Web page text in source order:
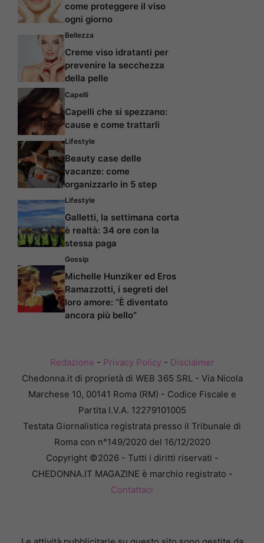
come proteggere il viso
ogni giorno
Bellezza
Creme viso idratanti per
prevenire la secchezza
della pelle
Capelli
Capelli che si spezzano:
cause e come trattarli
Lifestyle
Beauty case delle
vacanze: come
organizzarlo in 5 step
Lifestyle
Galletti, la settimana corta
è realtà: 34 ore con la
stessa paga
Gossip
Michelle Hunziker ed Eros
Ramazzotti, i segreti del
loro amore: “È diventato
ancora più bello”
Redazione - Privacy Policy- Disclaimer
Chedonna.it di proprietà di WEB 365 SRL - Via Nicola
Marchese 10, 00141 Roma (RM) - Codice Fiscale e
Partita I.V.A. 12279101005
Testata Giornalistica registrata presso il Tribunale di
Roma con n°149/2020 del 16/12/2020
Copyright ©2026 - Tutti i diritti riservati -
CHEDONNA.IT MAGAZINE è marchio registrato -
Contattaci